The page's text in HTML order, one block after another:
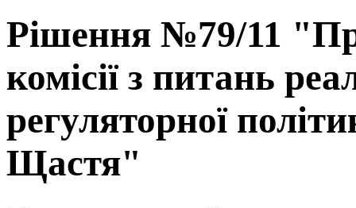
Рішення №79/11
комісії з питань
регуляторної
Щастя"